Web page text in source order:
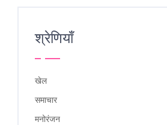
श्रेणियाँ
खेल
समाचार
मनोरंजन